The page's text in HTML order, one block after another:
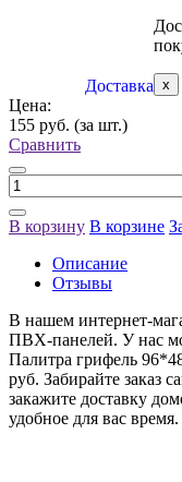
Доставка x
Цена:
155 руб. (за шт.)
Сравнить
В корзину В корзине
Описание
Отзывы
В нашем интернет-
ПВХ-панелей. У нас
Палитра грифель
руб. Забирайте заказ
закажите доставку
удобное для вас время.